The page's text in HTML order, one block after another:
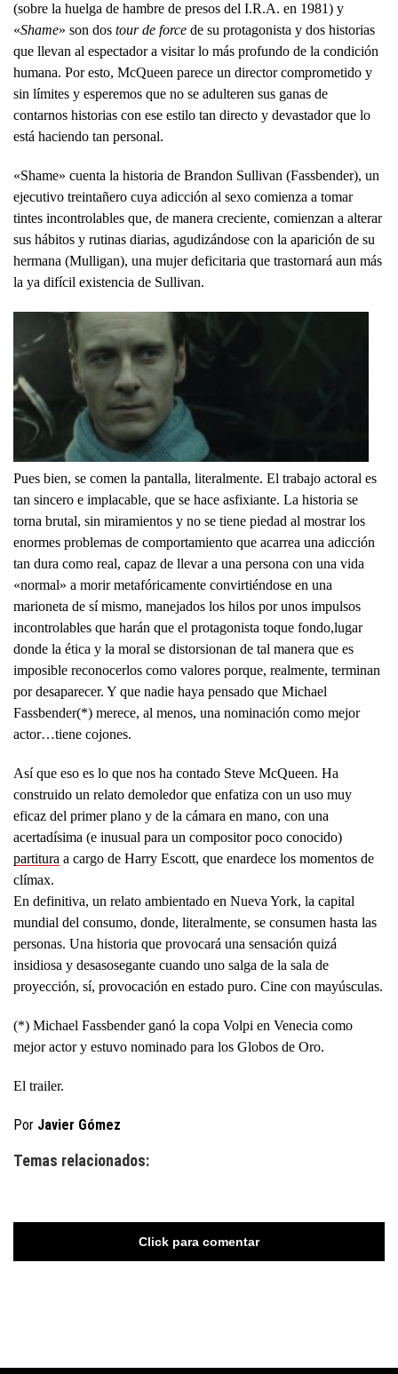
(sobre la huelga de hambre de presos del I.R.A. en 1981) y
«Shame» son dos tour de force de su protagonista y dos historias
que llevan al espectador a visitar lo más profundo de la condición
humana. Por esto, McQueen parece un director comprometido y
sin límites y esperemos que no se adulteren sus ganas de
contarnos historias con ese estilo tan directo y devastador que lo
está haciendo tan personal.
«Shame» cuenta la historia de Brandon Sullivan (Fassbender), un
ejecutivo treintañero cuya adicción al sexo comienza a tomar
tintes incontrolables que, de manera creciente, comienzan a alterar
sus hábitos y rutinas diarias, agudizándose con la aparición de su
hermana (Mulligan), una mujer deficitaria que trastornará aun más
la ya difícil existencia de Sullivan.
Pues bien, se comen la pantalla, literalmente. El trabajo actoral es
tan sincero e implacable, que se hace asfixiante. La historia se
torna brutal, sin miramientos y no se tiene piedad al mostrar los
enormes problemas de comportamiento que acarrea una adicción
tan dura como real, capaz de llevar a una persona con una vida
«normal» a morir metafóricamente convirtiéndose en una
marioneta de sí mismo, manejados los hilos por unos impulsos
incontrolables que harán que el protagonista toque fondo,lugar
donde la ética y la moral se distorsionan de tal manera que es
imposible reconocerlos como valores porque, realmente, terminan
por desaparecer. Y que nadie haya pensado que Michael
Fassbender(*) merece, al menos, una nominación como mejor
actor…tiene cojones.
Así que eso es lo que nos ha contado Steve McQueen. Ha
construido un relato demoledor que enfatiza con un uso muy
eficaz del primer plano y de la cámara en mano, con una
acertadísima (e inusual para un compositor poco conocido)
partitura a cargo de Harry Escott, que enardece los momentos de
clímax.
En definitiva, un relato ambientado en Nueva York, la capital
mundial del consumo, donde, literalmente, se consumen hasta las
personas. Una historia que provocará una sensación quizá
insidiosa y desasosegante cuando uno salga de la sala de
proyección, sí, provocación en estado puro. Cine con mayúsculas.
(*) Michael Fassbender ganó la copa Volpi en Venecia como
mejor actor y estuvo nominado para los Globos de Oro.
El trailer.
Por Javier Gómez
Temas relacionados:
Click para comentar